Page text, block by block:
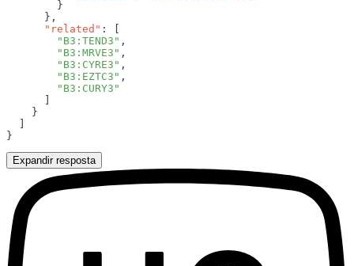
      "related"
        "B3:TEND3"
        "B3:MRVE3"
        "B3:CYRE3"
        "B3:EZTC3"
Expandir resposta